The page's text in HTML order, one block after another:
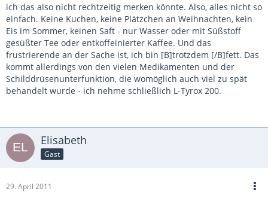
ich das also nicht rechtzeitig merken könnte. Also, alles nicht so
einfach. Keine Kuchen, keine Plätzchen an Weihnachten, kein
Eis im Sommer, keinen Saft - nur Wasser oder mit Süßstoff
gesüßter Tee oder entkoffeinierter Kaffee. Und das
frustrierende an der Sache ist, ich bin [B]trotzdem [/B]fett. Das
kommt allerdings von den vielen Medikamenten und der
Schilddrüsenunterfunktion, die womöglich auch viel zu spät
behandelt wurde - ich nehme schließlich L-Tyrox 200.
Elisabeth
Gast
29. April 2011